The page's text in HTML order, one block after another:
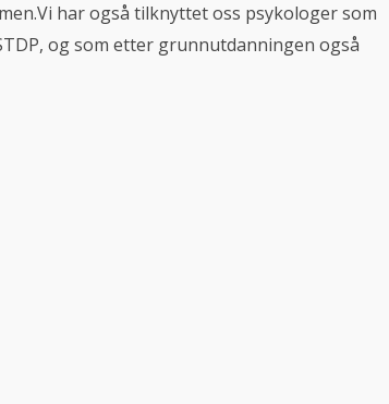
har også tilknyttet oss psykologer som
og som etter grunnutdanningen også